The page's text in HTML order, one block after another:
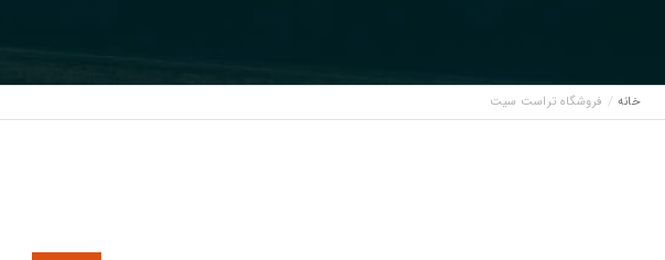
خانه فروشگاه تراست سیت